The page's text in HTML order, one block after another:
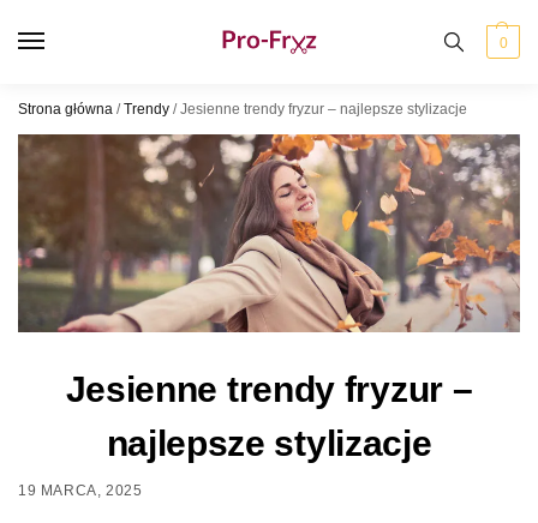
0
Strona główna /Trendy /Jesienne trendy fryzur – najlepsze stylizacje
Jesienne trendy fryzur –
najlepsze stylizacje
19 MARCA, 2025